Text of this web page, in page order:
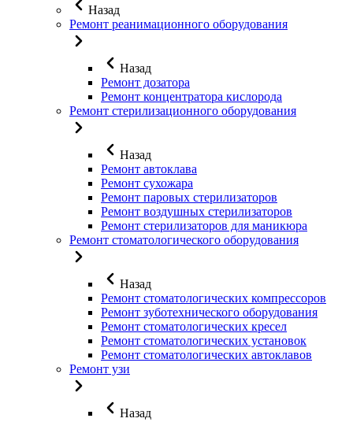
Назад
Ремонт реанимационного оборудования
Назад
Ремонт дозатора
Ремонт концентратора кислорода
Ремонт стерилизационного оборудования
Назад
Ремонт автоклава
Ремонт сухожара
Ремонт паровых стерилизаторов
Ремонт воздушных стерилизаторов
Ремонт стерилизаторов для маникюра
Ремонт стоматологического оборудования
Назад
Ремонт стоматологических компрессоров
Ремонт зуботехнического оборудования
Ремонт стоматологических кресел
Ремонт стоматологических установок
Ремонт стоматологических автоклавов
Ремонт узи
Назад